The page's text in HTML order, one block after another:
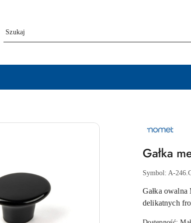
PRODUCENTA:
Gałka
Symbol: A-
Gałka
delikatnych